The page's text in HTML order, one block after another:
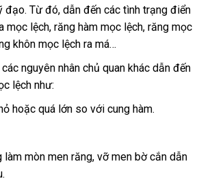
đạo. Từ đó, dẫn đến các tình trạng điển
mọc lệch, răng hàm mọc lệch, răng mọc
khôn mọc lệch ra má…
nguyên nhân chủ quan khác dẫn đến
lệch như:
hoặc quá lớn so với cung hàm.
làm mòn men răng, vỡ men bờ cắn dẫn